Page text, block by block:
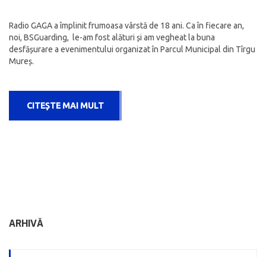
Radio GAGA a împlinit frumoasa vârstă de 18 ani. Ca în fiecare an,
noi, BSGuarding, le-am fost alături și am vegheat la buna
desfășurare a evenimentului organizat în Parcul Municipal din Tîrgu
Mureș.
CITEȘTE MAI MULT
ARHIVĂ